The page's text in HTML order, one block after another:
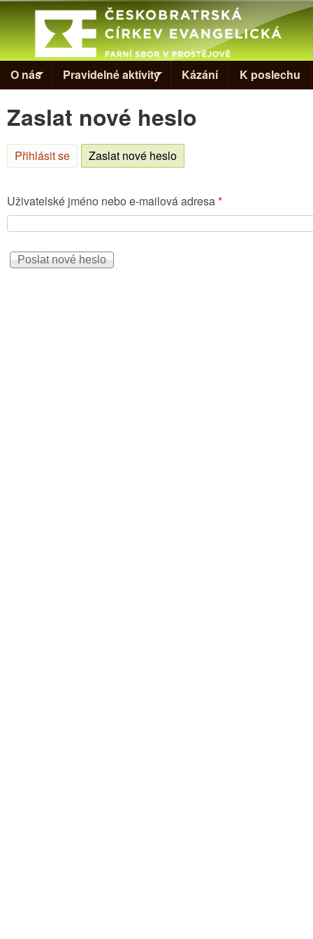
Skip
Evangelická
církev v
Prostějově
O nás Pravidelné aktivity Kázání K poslechu
Zaslat nové heslo
Přihlásit se Zaslat nové heslo
Uživatelské jméno nebo e-mailová adresa*